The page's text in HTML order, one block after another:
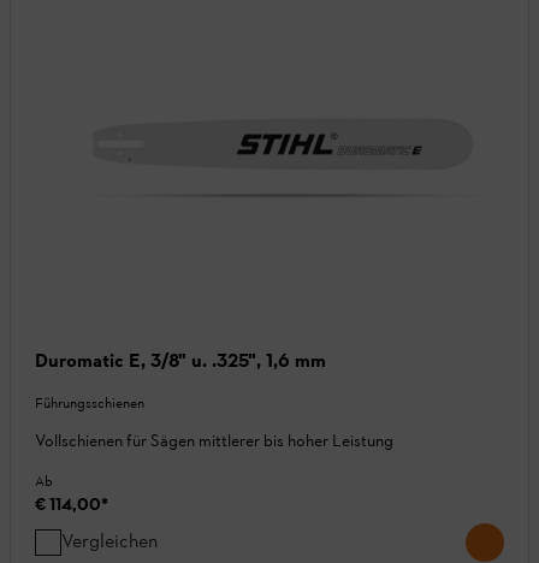
Duromatic E, 3/8" u. .325", 1,6 mm
Führungsschienen
Vollschienen für Sägen mittlerer bis hoher Leistung
Ab
€ 114,00*
Vergleichen